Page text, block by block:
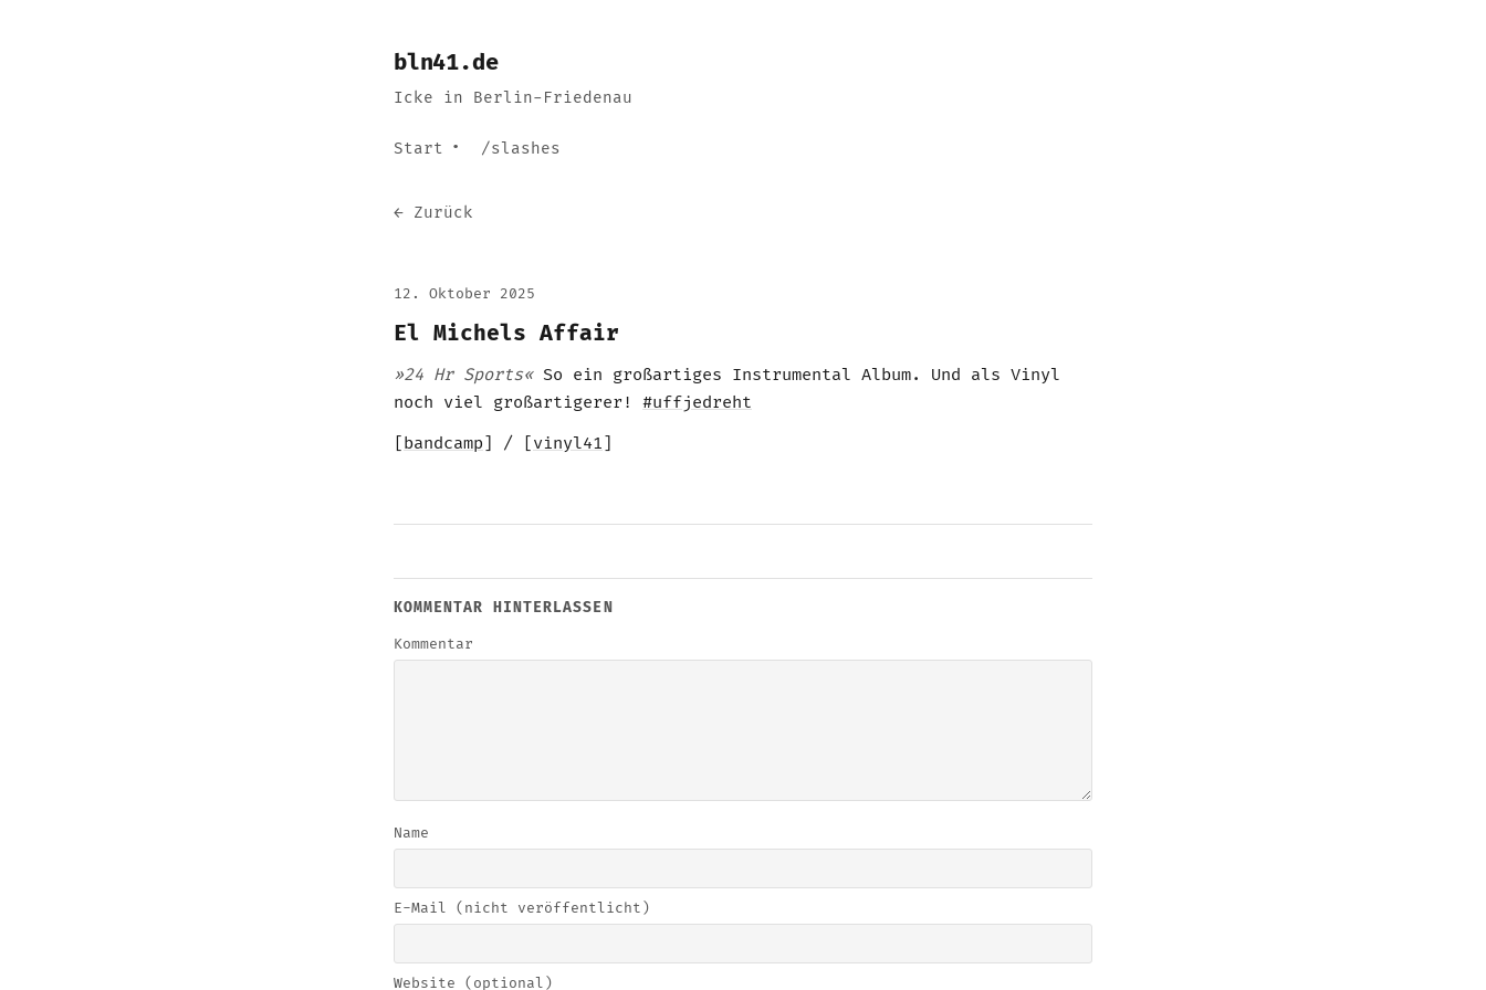
bln41.de
Icke in Berlin-Friedenau
Start /slashes
← Zurück
12. Oktober 2025
El Michels Affair
»24 Hr Sports«So ein großartiges Instrumental Album. Und als Vinyl
noch viel großartigerer! #uffjedreht
bandcamp ] / [ vinyl41
KOMMENTAR HINTERLASSEN
Kommentar
Name
E-Mail (nicht veröffentlicht)
Website (optional)